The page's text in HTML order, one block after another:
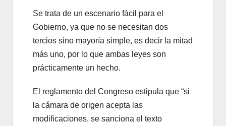
Se trata de un escenario fácil para el
Gobierno, ya que no se necesitan dos
tercios sino mayoría simple, es decir la mitad
más uno, por lo que ambas leyes son
prácticamente un hecho.
El reglamento del Congreso estipula que “si
la cámara de origen acepta las
modificaciones, se sanciona el texto